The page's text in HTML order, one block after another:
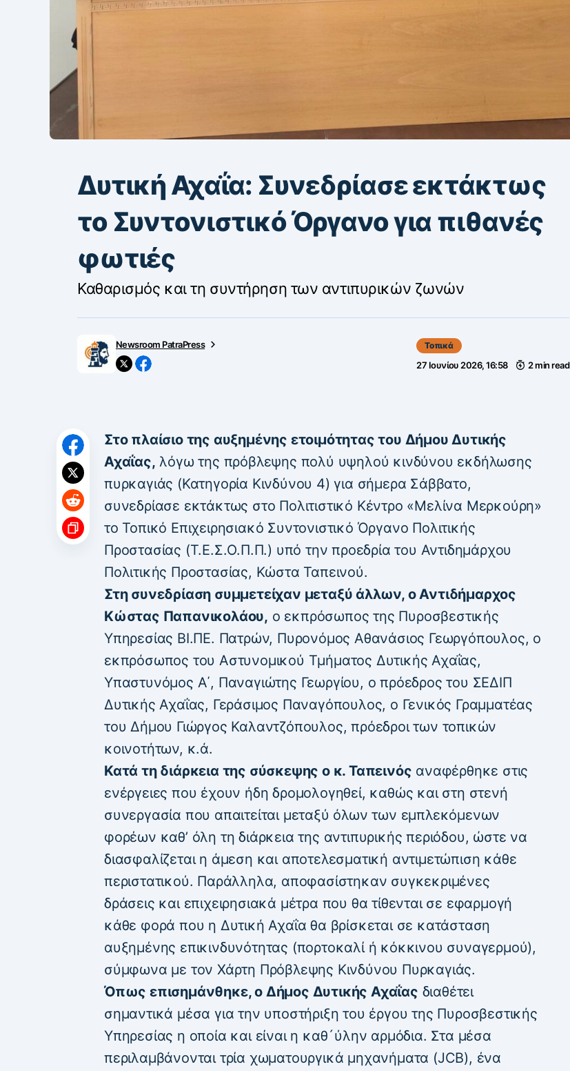
Δυτική Αχαΐα: Συνεδρίασε εκτάκτως
το Συντονιστικό Όργανο για πιθανές
φωτιές
Καθαρισμός και τη συντήρηση των αντιπυρικών ζωνών
Newsroom PatraPress Τοπικά
27 Ιουνίου 2026, 16:58 2 min read
Στο πλαίσιο της αυξημένης ετοιμότητας του Δήμου Δυτικής
Αχαΐας, λόγω της πρόβλεψης πολύ υψηλού κινδύνου εκδήλωσης
πυρκαγιάς (Κατηγορία Κινδύνου 4) για σήμερα Σάββατο,
συνεδρίασε εκτάκτως στο Πολιτιστικό Κέντρο «Μελίνα Μερκούρη»
το Τοπικό Επιχειρησιακό Συντονιστικό Όργανο Πολιτικής
Προστασίας (Τ.Ε.Σ.Ο.Π.Π.) υπό την προεδρία του Αντιδημάρχου
Πολιτικής Προστασίας, Κώστα Ταπεινού.
Στη συνεδρίαση συμμετείχαν μεταξύ άλλων, ο Αντιδήμαρχος
Κώστας Παπανικολάου, ο εκπρόσωπος της Πυροσβεστικής
Υπηρεσίας ΒΙ.ΠΕ. Πατρών, Πυρονόμος Αθανάσιος Γεωργόπουλος, ο
εκπρόσωπος του Αστυνομικού Τμήματος Δυτικής Αχαΐας,
Υπαστυνόμος Α΄, Παναγιώτης Γεωργίου, ο πρόεδρος του ΣΕΔΙΠ
Δυτικής Αχαΐας, Γεράσιμος Παναγόπουλος, ο Γενικός Γραμματέας
του Δήμου Γιώργος Καλαντζόπουλος, πρόεδροι των τοπικών
κοινοτήτων, κ.ά.
Κατά τη διάρκεια της σύσκεψης ο κ. Ταπεινός αναφέρθηκε στις
ενέργειες που έχουν ήδη δρομολογηθεί, καθώς και στη στενή
συνεργασία που απαιτείται μεταξύ όλων των εμπλεκόμενων
φορέων καθ’ όλη τη διάρκεια της αντιπυρικής περιόδου, ώστε να
διασφαλίζεται η άμεση και αποτελεσματική αντιμετώπιση κάθε
περιστατικού. Παράλληλα, αποφασίστηκαν συγκεκριμένες
δράσεις και επιχειρησιακά μέτρα που θα τίθενται σε εφαρμογή
κάθε φορά που η Δυτική Αχαΐα θα βρίσκεται σε κατάσταση
αυξημένης επικινδυνότητας (πορτοκαλί ή κόκκινου συναγερμού),
σύμφωνα με τον Χάρτη Πρόβλεψης Κινδύνου Πυρκαγιάς.
Όπως επισημάνθηκε, ο Δήμος Δυτικής Αχαΐας διαθέτει
σημαντικά μέσα για την υποστήριξη του έργου της Πυροσβεστικής
Υπηρεσίας η οποία και είναι η καθ´ύλην αρμόδια. Στα μέσα
περιλαμβάνονται τρία χωματουργικά μηχανήματα (JCB), ένα